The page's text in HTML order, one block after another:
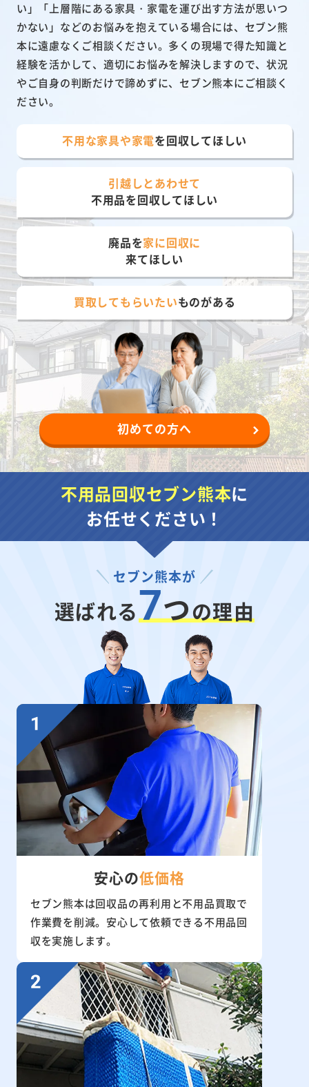
い」「上層階にある家具・家電を運び出す方法が思いつ
かない」などのお悩みを抱えている場合には、セブン熊
本に遠慮なくご相談ください。多くの現場で得た知識と
経験を活かして、適切にお悩みを解決しますので、状況
やご自身の判断だけで諦めずに、セブン熊本にご相談く
ださい。
不用な家具や家電を回収してほしい
引越しとあわせて
不用品を回収してほしい
廃品を家に回収に
来てほしい
買取してもらいたいものがある
初めての方へ
不用品回収セブン熊本に
お任せください！
セブン熊本が
選ばれる7つの理由
安心の低価格
セブン熊本は回収品の再利用と不用品買取で
作業費を削減。安心して依頼できる不用品回
収を実施します。